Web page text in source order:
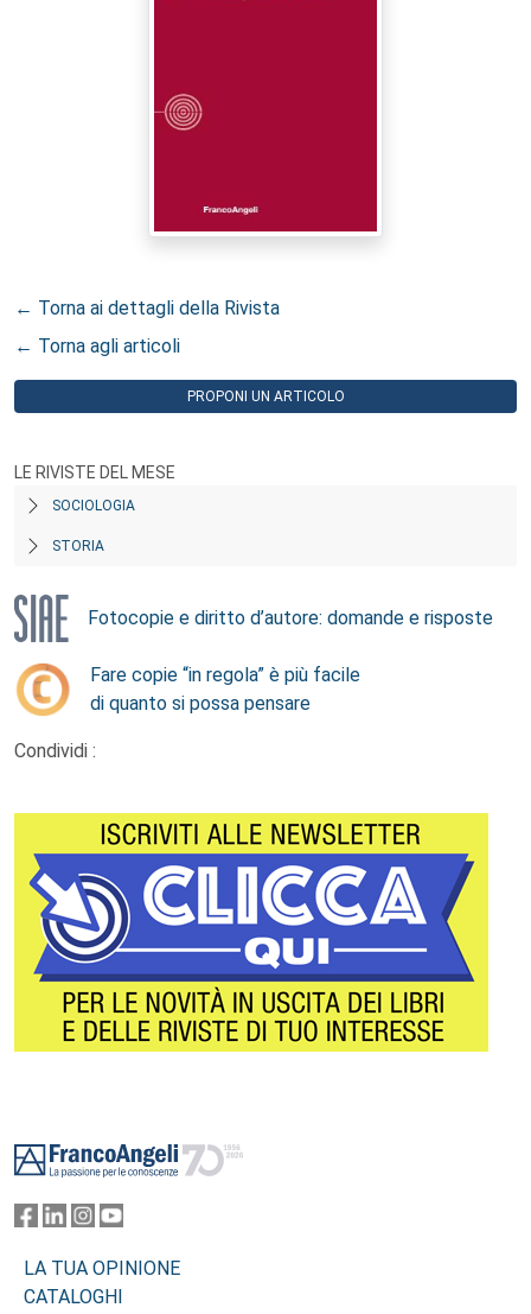
← Torna ai dettagli della Rivista
← Torna agli articoli
PROPONI UN ARTICOLO
LE RIVISTE DEL MESE
SOCIOLOGIA
STORIA
Fotocopie e diritto d’autore: domande e risposte
Fare copie “in regola” è più facile
di quanto si possa pensare
Condividi :
LA TUA OPINIONE
CATALOGHI